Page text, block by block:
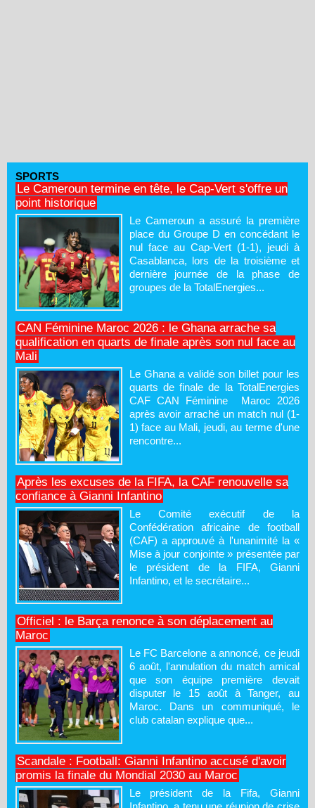
SPORTS
Le Cameroun termine en tête, le Cap-Vert s'offre un
point historique
Le Cameroun a assuré la première
place du Groupe D en concédant le
nul face au Cap-Vert (1-1), jeudi à
Casablanca, lors de la troisième et
dernière journée de la phase de
groupes de la TotalEnergies...
CAN Féminine Maroc 2026 : le Ghana arrache sa
qualification en quarts de finale après son nul face au
Mali
Le Ghana a validé son billet pour les
quarts de finale de la TotalEnergies
CAF CAN Féminine Maroc 2026
après avoir arraché un match nul (1-
1) face au Mali, jeudi, au terme d'une
rencontre...
Après les excuses de la FIFA, la CAF renouvelle sa
confiance à Gianni Infantino
Le Comité exécutif de la
Confédération africaine de football
(CAF) a approuvé à l'unanimité la «
Mise à jour conjointe » présentée par
le président de la FIFA, Gianni
Infantino, et le secrétaire...
Officiel : le Barça renonce à son déplacement au
Maroc
Le FC Barcelone a annoncé, ce jeudi
6 août, l'annulation du match amical
que son équipe première devait
disputer le 15 août à Tanger, au
Maroc. Dans un communiqué, le
club catalan explique que...
Scandale : Football: Gianni Infantino accusé d'avoir
promis la finale du Mondial 2030 au Maroc
Le président de la Fifa, Gianni